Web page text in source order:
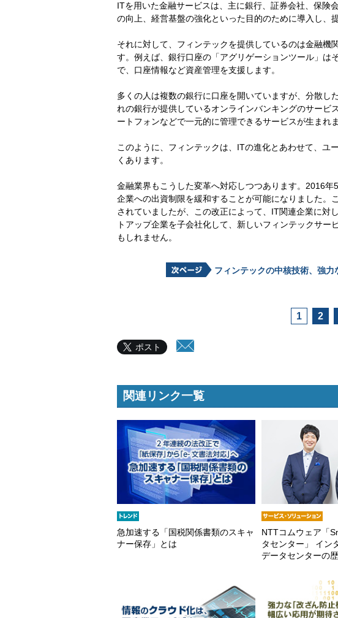
ITを用いた金融サービスは、主に銀行、証券会社、保険
の向上、経営基盤の強化といった目的のために導入し、
それに対して、フィンテックを提供しているのは金融
す。例えば、銀行口座の「アグリゲーションツール」は
で、口座情報など資産管理を支援します。
多くの人は複数の銀行に口座を開いていますが、分散
れの銀行が提供しているオンラインバンキングのサービ
ートフォンなどで一元的に管理できるサービスが生まれま
このように、フィンテックは、ITの進化とあわせて、ユ
くあります。
金融業界もこうした変革へ対応しつつあります。2016
企業への出資制限を緩和することが可能になりました。
されていましたが、この改正によって、IT関連企業に対
トアップ企業を子会社化して、新しいフィンテックサ
もしれません。
フィンテックの中核技術、強力
1 2
ポスト
関連リンク一覧
急加速する「国税関係書類のスキャ
ナー保存」とは
NTTコムウェア「
タセンター」 イン
データセンターの